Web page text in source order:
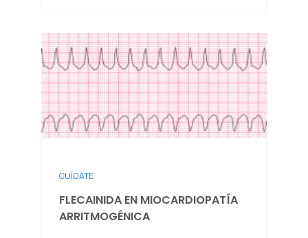
CUÍDATE
FLECAINIDA EN MIOCARDIOPATÍA
ARRITMOGÉNICA